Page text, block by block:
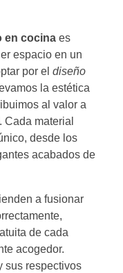
en cocina es
espacio en un
por el diseño
la estética
al valor a
Cada material
desde los
acabados de
a fusionar
de cada
acogedor.
sus respectivos